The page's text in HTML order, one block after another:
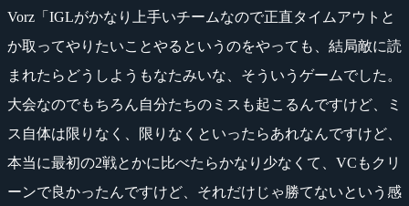
Vorz「IGLがかなり上手いチームなので正直タイムアウトと
か取ってやりたいことやるというのをやっても、結局敵に読
まれたらどうしようもなたみいな、そういうゲームでした。
大会なのでもちろん自分たちのミスも起こるんですけど、ミ
ス自体は限りなく、限りなくといったらあれなんですけど、
本当に最初の2戦とかに比べたらかなり少なくて、VCもクリ
ーンで良かったんですけど、それだけじゃ勝てないという感